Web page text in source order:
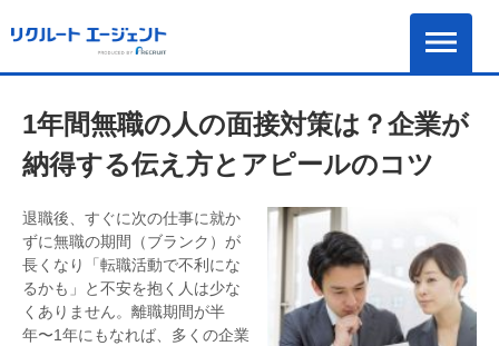
1年間無職の人の面接対策は？企業が
納得する伝え方とアピールのコツ
退職後、すぐに次の仕事に就か
ずに無職の期間（ブランク）が
長くなり「転職活動で不利にな
るかも」と不安を抱く人は少な
くありません。離職期間が半
年〜1年にもなれば、多くの企業